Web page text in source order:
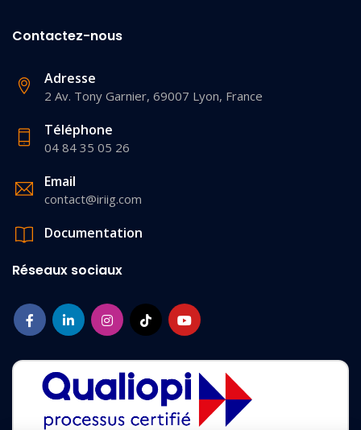
Contactez-nous
Adresse
2 Av. Tony Garnier, 69007 Lyon, France
Téléphone
04 84 35 05 26
Email
contact@iriig.com
Documentation
Réseaux sociaux